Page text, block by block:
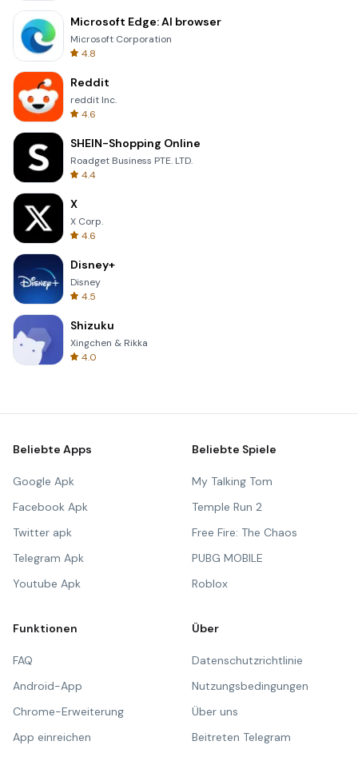
Microsoft Edge: AI browser
Microsoft Corporation
4.8
Reddit
reddit Inc.
4.6
SHEIN-Shopping Online
Roadget Business PTE. LTD.
4.4
X
X Corp.
4.6
Disney+
Disney
4.5
Shizuku
Xingchen & Rikka
4.0
Beliebte Apps
Google Apk
Facebook Apk
Twitter apk
Telegram Apk
Youtube Apk
Beliebte Spiele
My Talking Tom
Temple Run 2
Free Fire: The Chaos
PUBG MOBILE
Roblox
Funktionen
FAQ
Android-App
Chrome-Erweiterung
App einreichen
Über
Datenschutzrichtlinie
Nutzungsbedingungen
Über uns
Beitreten Telegram